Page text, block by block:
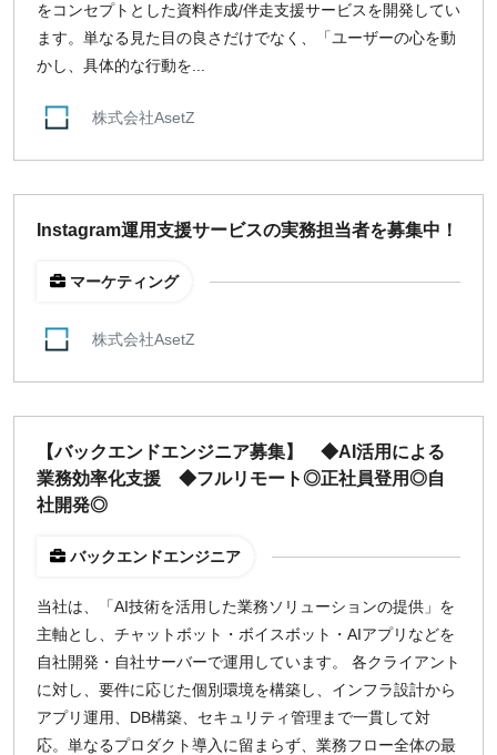
週5日
週4日
週3日
週1日
地域
東京
名古屋
福岡
募集状況
募集中のみ表示
1,500円 以上
¥2,000 ¥3,000 ¥4,000 ¥5,000〜
指定なし 検索
をコンセプトとした資料作成/伴走支援サービスを開発してい
ます。単なる見た目の良さだけでなく、「ユーザーの心を動
かし、具体的な行動を...
株式会社AsetZ
Instagram運用支援サービスの実務担当者を募集中！
マーケティング
株式会社AsetZ
【バックエンドエンジニア募集】 ◆AI活用による
業務効率化支援 ◆フルリモート◎正社員登用◎自
社開発◎
バックエンドエンジニア
当社は、「AI技術を活用した業務ソリューションの提供」を
主軸とし、チャットボット・ボイスボット・AIアプリなどを
自社開発・自社サーバーで運用しています。 各クライアント
に対し、要件に応じた個別環境を構築し、インフラ設計から
アプリ運用、DB構築、セキュリティ管理まで一貫して対
応。単なるプロダクト導入に留まらず、業務フロー全体の最